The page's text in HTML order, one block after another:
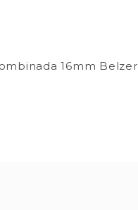
16mm Belzer